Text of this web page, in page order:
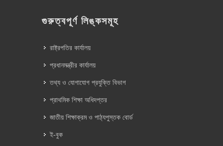
গুরুত্বপূর্ণ লিঙ্কসমূহ
রাষ্ট্রপতির কার্যালয়
প্রধানমন্ত্রীর কার্যালয়
তথ্য ও যোগাযোগ প্রযুক্তি বিভাগ
প্রাথমিক শিক্ষা অধিদপ্তর
জাতীয় শিক্ষাক্রম ও পাঠ্যপুস্তক বোর্ড
ই-বুক